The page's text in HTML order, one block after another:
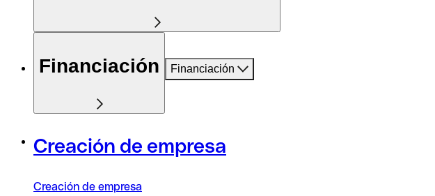
Financiación Financiación
Creación de empresa
Creación de empresa